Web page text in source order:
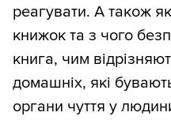
реагувати. А також
книжок та з чого
книга, чим
домашніх, які
органи чуття у